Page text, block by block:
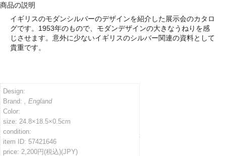
商品の説明
イギリスのモダンシルバーのデザインを紹介した展示会のカタロ
グです。1953年のもので、モダンデザインの大きなうねりを感
じさせます。意外に少ないイギリスのシルバー関連の資料として
貴重です。
Design:
Brand: , England
Color:
size: 24.8×18.5×0.5cm
condition:
item ID: 57421646
price: 2,200円(税込)(JPY)
配送について
ガジン
カウント